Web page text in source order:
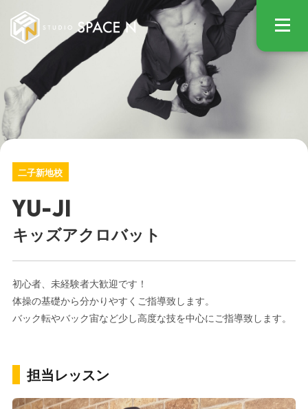
二子新地校
YU-JI
キッズアクロバット
初心者、未経験者大歓迎です！
体操の基礎から分かりやすくご指導致します。
バック転やバック宙など少し高度な技を中心にご指導致します。
担当レッスン